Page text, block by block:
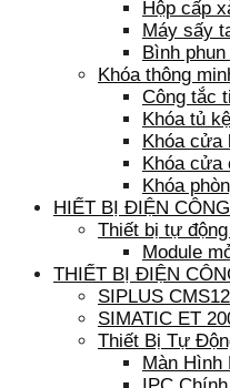
Hộp cấp
Máy sấy
Bình
Khóa thông
Công tắc
Khóa tủ
Khóa cửa
Khóa cửa
Khóa
HIẾT BỊ ĐIỆN
Thiết bị tự
Module
THIẾT BỊ ĐIỆN
SIPLUS
SIMATIC ET
Thiết Bị Tự
Màn Hình